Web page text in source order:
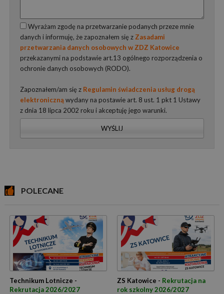
Wyrażam zgodę na przetwarzanie podanych przeze mnie
danych i informuję, że zapoznałem się z Zasadami
przetwarzania danych osobowych w ZDZ Katowice
przekazanymi na podstawie art.13 ogólnego rozporządzenia o
ochronie danych osobowych (RODO).
Zapoznałem/am się z Regulamin świadczenia usług drogą
elektroniczną wydany na postawie art. 8 ust. 1 pkt 1 Ustawy
z dnia 18 lipca 2002 roku i akceptuję jego warunki.
WYŚLIJ
POLECANE
Technikum Lotnicze -
Rekrutacja 2026/2027
ZS Katowice - Rekrutacja na
rok szkolny 2026/2027